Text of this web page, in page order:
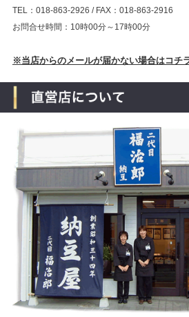
TEL：018-863-2926 / FAX：018-863-2916
お問合せ時間：10時00分～17時00分
※当店からのメールが届かない場合はコチ